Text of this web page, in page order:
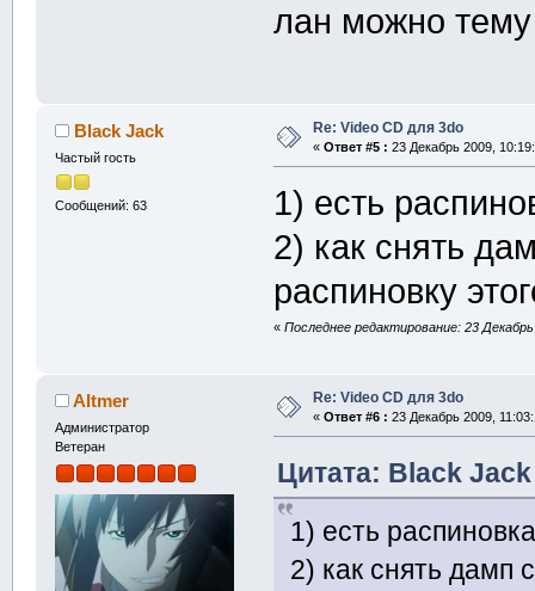
лан можно тему
Black Jack
Частый гость
Сообщений: 63
Re: Video CD для 3do
« Ответ #5 : 23 Декабрь 2009,
1) есть
2) как снять
распиновку
«Последнее редактирование: 23
Altmer
Администратор
Ветеран
Re: Video CD для 3do
« Ответ #6 : 23 Декабрь 2009,
Цитата: Black
1) есть
2) как снять дамп